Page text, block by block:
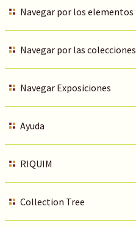
Navegar por los elementos
Navegar por las colecciones
Navegar Exposiciones
Ayuda
RIQUIM
Collection Tree